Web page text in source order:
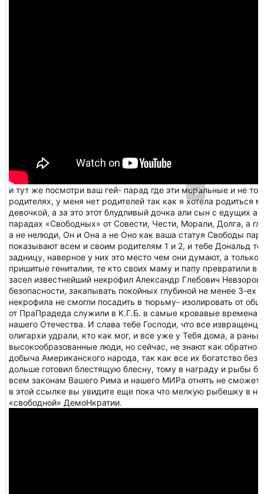
и тут же посмотри ваш гей- парад где эти моральные и не
родителях, у меня нет родителей так как я хотела родиться
девочкой, а за это этот блудливый дочка али сын с едущих
парадах «Свободных» от Совести, Чести, Морали, Долга, а
а не нелюди, Он и Она а не Оно как ваша статуя Свободы
показывают всем и своим родителям 1 и 2, и тебе Дональд
задницу, наверное у них это место чем они думают, а только
пришитые гениталии, те кто своих маму и папу превратили
засел известнейший некрофил Александр Глебович
безопасности, закапывать покойных глубиной не менее 3-ех
некрофила не смогли посадить в тюрьму- изолировать от
от ПраПрадеда служили в К.Г.Б. в самые кровавые времена
нашего Отечества. И слава тебе Господи, что все
олигархи удрали, кто как мог, и все уже у Тебя дома, а
высокообразованные люди, но сейчас, не знают как обратно
добыча Американского народа, так как все их богатство без
дольше готовил блестящую блесну, тому в награду и рыбы
всем законам Вашего Рима и нашего МИРа отнять не
в этой ссылке вы увидите еще пока что мелкую рыбешку в
«свободной» ДемоНкратии.